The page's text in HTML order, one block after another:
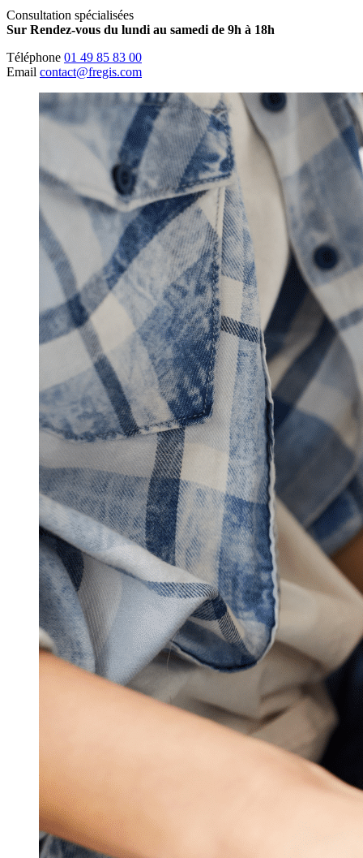
Consultation spécialisées
Sur Rendez-vous du lundi au samedi de 9h à 18h
Téléphone 01 49 85 83 00
Email contact@fregis.com